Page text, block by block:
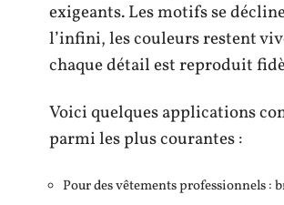
exigeants. Les motifs se
l’infini, les couleurs restent
chaque détail est reproduit
Voici quelques applications
parmi les plus courantes :
Pour des vêtements professionnels :